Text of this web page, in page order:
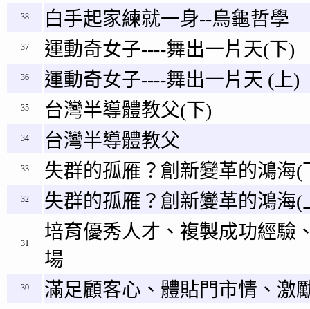
38 白手起家練就一身--烏龜哲學
37 運動奇女子----舞出一片天(下)
36 運動奇女子----舞出一片天 (上)
35 台灣半導體教父(下)
34 台灣半導體教父
33 失群的孤雁？創新變革的鴻海(
32 失群的孤雁？創新變革的鴻海(
31
培育優秀人才、複製成功經驗
場
30 滿足顧客心、體貼門市情、激